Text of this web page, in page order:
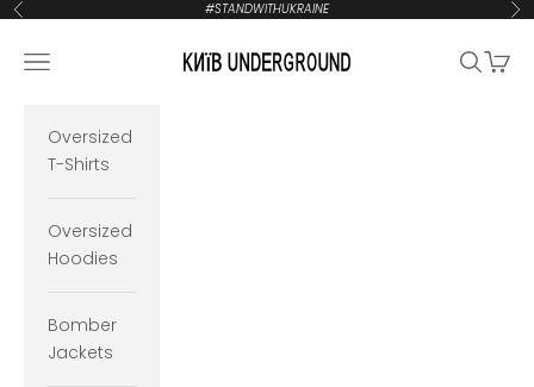
Zum Inhalt springen
Zurück #STANDWITHUKRAINE Vor
KYIVUNDERGROUND
Navigationsmenü öffnen Suche
Oversized
T-Shirts
Oversized
Hoodies
Bomber
Jackets